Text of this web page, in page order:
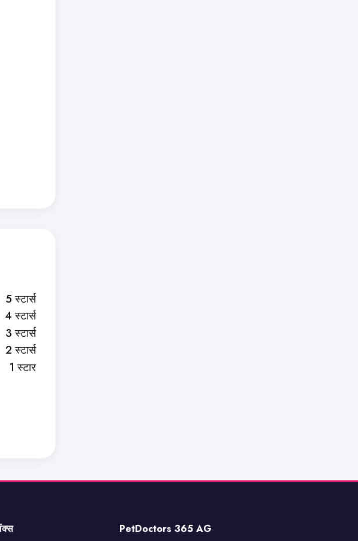
5 स्टार्स
4 स्टार्स
3 स्टार्स
2 स्टार्स
1 स्टार
PetDoctors 365 AG